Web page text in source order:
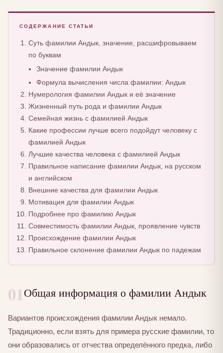
СОДЕРЖАНИЕ СТАТЬИ
Суть фамилии Андык, значение, расшифровываем
по буквам
Значение фамилии Андык
Формула вычисления числа фамилии: Андык
Нумерология фамилии Андык и её значение
Жизненный путь рода и фамилии Андык
Семейная жизнь с фамилией Андык
Какие профессии лучше всего подойдут человеку с
фамилией Андык
Лучшие качества человека с фамилией Андык
Правильное написание фамилии Андык, на русском
и английском
Внешние качества для фамилии Андык
Мотивация для фамилии Андык
Подробнее про фамилию Андык
Совместимость фамилии Андык, проявление чувств
Происхождение фамилии Андык
Правильное склонение фамилии Андык по падежам
01Общая информация о фамилии Андык
Вариантов происхождения фамилии Андык немало.
Традиционно, если взять для примера русские фамилии, то
они образовались от отчества определённого предка, либо